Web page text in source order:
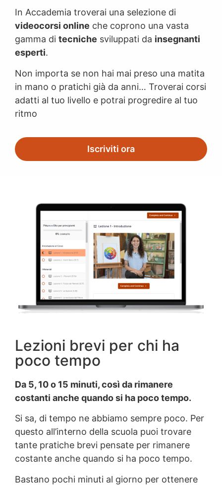
In Accademia troverai una selezione di
videocorsi online che coprono una vasta
gamma di tecniche sviluppati da insegnanti
esperti.
Non importa se non hai mai preso una matita
in mano o pratichi già da anni… Troverai corsi
adatti al tuo livello e potrai progredire al tuo
ritmo
Iscriviti ora
Lezioni brevi per chi ha
poco tempo
Da 5, 10 o 15 minuti, così da rimanere
costanti anche quando si ha poco tempo.
Si sa, di tempo ne abbiamo sempre poco. Per
questo all’interno della scuola puoi trovare
tante pratiche brevi pensate per rimanere
costante anche quando si ha poco tempo.
Bastano pochi minuti al giorno per ottenere